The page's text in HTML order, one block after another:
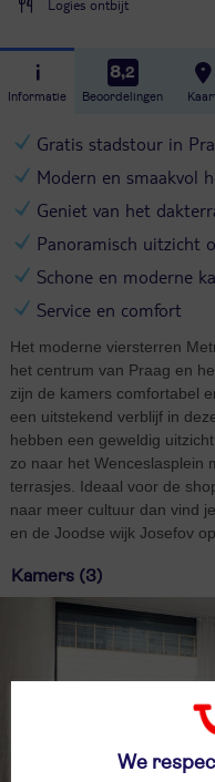
Logies ontbijt
Informatie
8,2
Beoordelingen
Gratis stadstour in
Modern en smaakvol
Geniet van het
Panoramisch uitzicht
Schone en moderne
Service en comfort
Het moderne viersterren
het centrum van Praag en
zijn de kamers comfortabel
een uitstekend verblijf in
hebben een geweldig
zo naar het Wenceslasplein
terrasjes. Ideaal voor de
naar meer cultuur dan vind
en de Joodse wijk Josefov
Kamers (3)
We